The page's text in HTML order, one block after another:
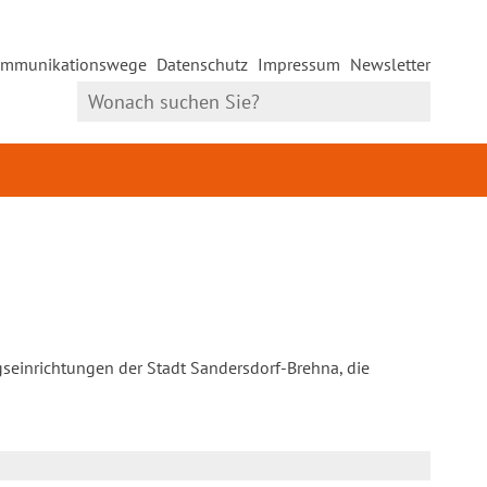
Datenschutz Impressum Newsletter
der Stadt Sandersdorf-Brehna, die